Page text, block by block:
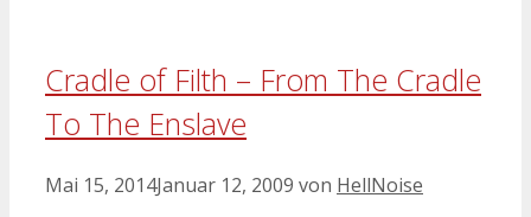
Cradle of Filth – From The Cradle
To The Enslave
Mai 15, 2014Januar 12, 2009 von HellNoise